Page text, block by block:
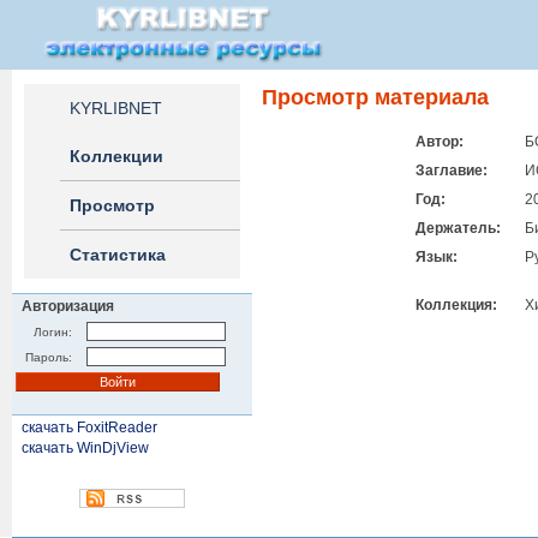
KYRLIBNET
Коллекции
Просмотр
Статистика
Авторизация
Логин:
Пароль:
скачать FoxitReader
скачать WinDjView
Просмотр материала
Автор:
Заглавие:
Год:
Держатель:
Язык:
Коллекция: